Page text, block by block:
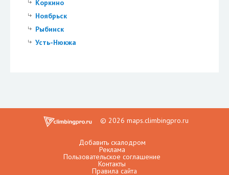
Коркино
Ноябрьск
Рыбинск
Усть-Нюкжа
© 2026 maps.climbingpro.ru
Добавить скалодром
Реклама
Пользовательское соглашение
Контакты
Правила сайта